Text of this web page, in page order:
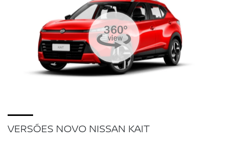
VERSÕES NOVO NISSAN KAIT